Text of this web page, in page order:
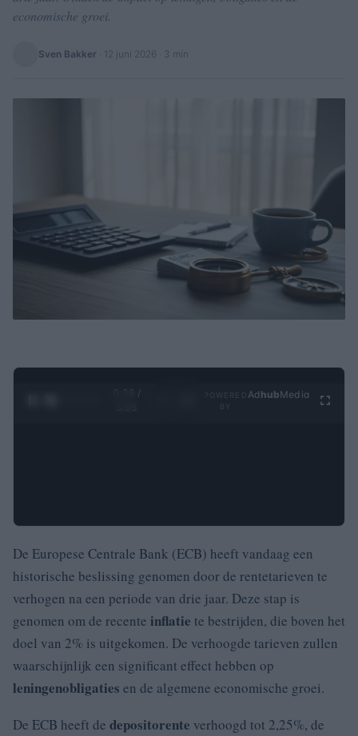
economische groei.
Sven Bakker 12 juni 2026 · 3 min
0:29 /
Ad hubMedia
De Europese Centrale Bank (ECB) heeft vandaag een
historische beslissing genomen door de rentetarieven te
verhogen na een periode van drie jaar. Deze stap is
genomen om de recente inflatie te bestrijden, die boven het
doel van 2% is uitgekomen. De verhoogde tarieven zullen
waarschijnlijk een significant effect hebben op
leningenobligaties en de algemene economische groei.
De ECB heeft de depositorente verhoogd tot 2,25%, de